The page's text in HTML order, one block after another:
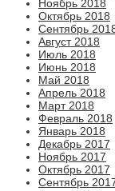
Ноябрь 2018
Октябрь 2018
Сентябрь
Август 2018
Июль 2018
Июнь 2018
Май 2018
Апрель 2018
Март 2018
Февраль 2018
Январь 2018
Декабрь 2017
Ноябрь 2017
Октябрь 2017
Сентябрь